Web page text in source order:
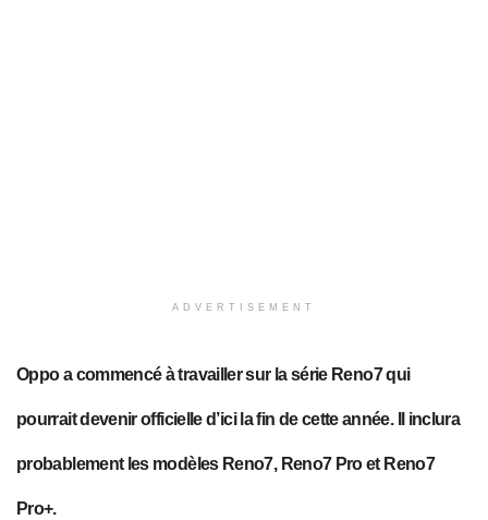
ADVERTISEMENT
Oppo a commencé à travailler sur la série Reno7 qui
pourrait devenir officielle d’ici la fin de cette année. Il inclura
probablement les modèles Reno7, Reno7 Pro et Reno7
Pro+.